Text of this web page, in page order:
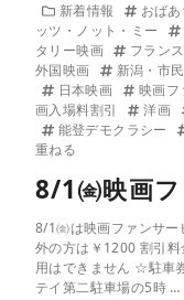
新着情報 おば
ッツ・ノット・ミー
タリー映画
フラン
外国映画
新潟・市
日本映画
映画フ
画入場料割引
洋画
能登デモクラシー
重ねる
8/1㈮映画
8/1㈮は映画ファンサ
外の方は￥1200 割引
用はできません ☆駐車
テイ第二駐車場の5時 …